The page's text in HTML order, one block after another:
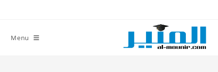
content
Menu